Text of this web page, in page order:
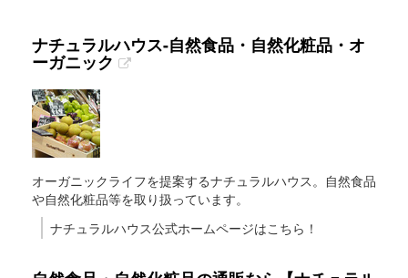
ナチュラルハウス-自然食品・自然化粧品・オ
ーガニック
オーガニックライフを提案するナチュラルハウス。自然食品
や自然化粧品等を取り扱っています。
ナチュラルハウス公式ホームページはこちら！